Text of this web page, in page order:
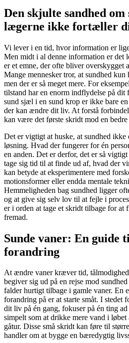
Den skjulte sandhed
lægerne ikke fortæller
Vi lever i en tid, hvor information er
Men midt i al denne information er det
er et emne, der ofte bliver overskygget
Mange mennesker tror, at sundhed
men der er så meget mere. For
tilstand har en enorm indflydelse på dit
sund sjæl i en sund krop er ikke bare
der kan ændre dit liv. At forstå
kan være det første skridt mod en
Det er vigtigt at huske, at sundhed ikke
løsning. Hvad der fungerer for én
en anden. Det er derfor, det er så
tage sig tid til at finde ud af, hvad der
kan betyde at eksperimentere med
motionsformer eller endda mentale
Hemmeligheden bag sundhed ligger
og at give sig selv lov til at fejle i
er i orden at tage et skridt tilbage for at
fremad.
Sunde vaner: En guide
forandring
At ændre vaner kræver tid,
begiver sig ud på en rejse mod
falder hurtigt tilbage i gamle vaner. En
forandring på er at starte småt. I stedet
dit liv på én gang, fokuser på én ting
simpelt som at drikke mere vand i
gåtur. Disse små skridt kan føre til
handler om at bygge en bæredygtig